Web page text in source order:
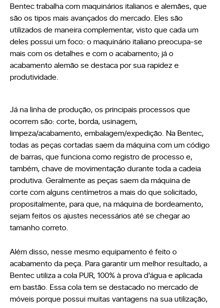
Bentec trabalha com maquinários italianos e alemães, que
são os tipos mais avançados do mercado. Eles são
utilizados de maneira complementar, visto que cada um
deles possui um foco: o maquinário italiano preocupa-se
mais com os detalhes e com o acabamento; já o
acabamento alemão se destaca por sua rapidez e
produtividade.
Já na linha de produção, os principais processos que
ocorrem são: corte, borda, usinagem,
limpeza/acabamento, embalagem/expedição. Na Bentec,
todas as peças cortadas saem da máquina com um código
de barras, que funciona como registro de processo e,
também, chave de movimentação durante toda a cadeia
produtiva. Geralmente as peças saem da máquina de
corte com alguns centímetros a mais do que solicitado,
propositalmente, para que, na máquina de bordeamento,
sejam feitos os ajustes necessários até se chegar ao
tamanho correto.
Além disso, nesse mesmo equipamento é feito o
acabamento da peça. Para garantir um melhor resultado, a
Bentec utiliza a cola PUR, 100% à prova d’água e aplicada
em bastão. Essa cola tem se destacado no mercado de
móveis porque possui muitas vantagens na sua utilização,